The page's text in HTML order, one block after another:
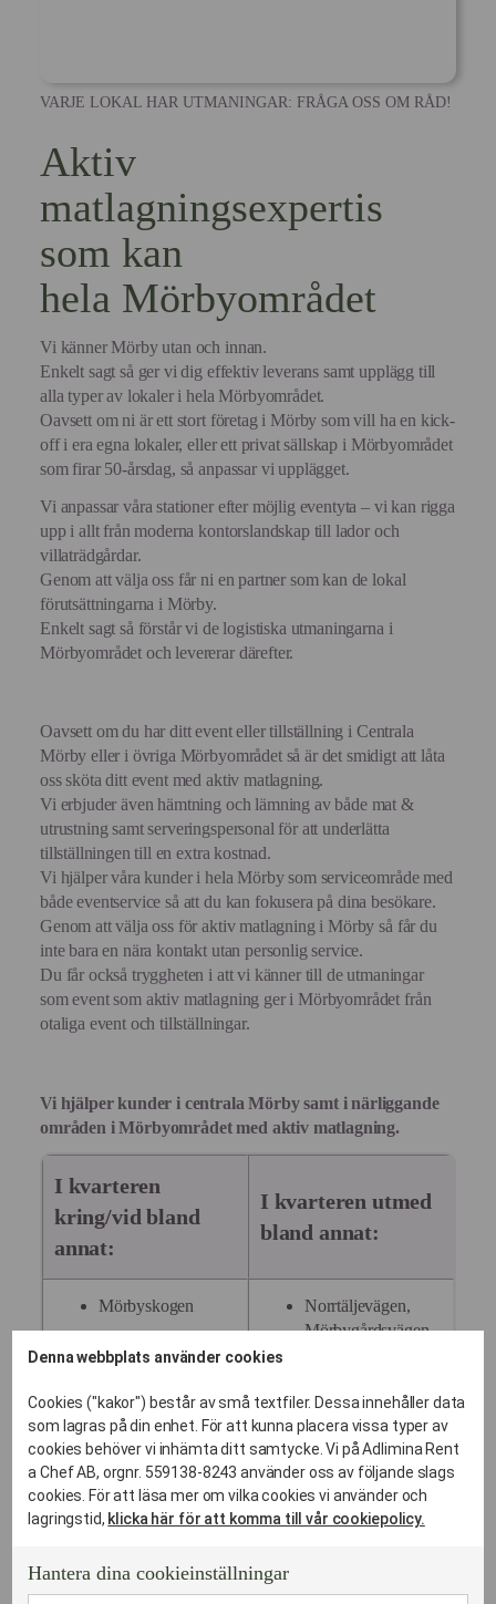
VARJE LOKAL HAR UTMANINGAR: FRÅGA OSS OM RÅD!
Aktiv
matlagningsexpertis
som kan
hela Mörbyområdet
Vi känner Mörby utan och innan.
Enkelt sagt så ger vi dig effektiv leverans samt upplägg till
alla typer av lokaler i hela Mörbyområdet.
Oavsett om ni är ett stort företag i Mörby som vill ha en kick-
off i era egna lokaler, eller ett privat sällskap i Mörbyområdet
som firar 50-årsdag, så anpassar vi upplägget.
Vi anpassar våra stationer efter möjlig eventyta – vi kan rigga
upp i allt från moderna kontorslandskap till lador och
villaträdgårdar.
Genom att välja oss får ni en partner som kan de lokal
förutsättningarna i Mörby.
Enkelt sagt så förstår vi de logistiska utmaningarna i
Mörbyområdet och levererar därefter.
Oavsett om du har ditt event eller tillställning i Centrala
Mörby eller i övriga Mörbyområdet så är det smidigt att låta
oss sköta ditt event med aktiv matlagning.
Vi erbjuder även hämtning och lämning av både mat &
utrustning samt serveringspersonal för att underlätta
tillställningen till en extra kostnad.
Vi hjälper våra kunder i hela Mörby som serviceområde med
både eventservice så att du kan fokusera på dina besökare.
Genom att välja oss för aktiv matlagning i Mörby så får du
inte bara en nära kontakt utan personlig service.
Du får också tryggheten i att vi känner till de utmaningar
som event som aktiv matlagning ger i Mörbyområdet från
otaliga event och tillställningar.
Vi hjälper kunder i centrala Mörby samt i närliggande
områden i Mörbyområdet med aktiv matlagning.
I kvarteren
kring/vid bland
annat:
I kvarteren utmed
bland annat:
Mörbyskogen
Mörby gård
Mörby Centrum
Stocksund
Djursholms
Djursholms Ösby
Norrtäljevägen,
Mörbygårdsvägen,
Golfbanevägen,
Mörbydalen,
Mörbyhöjden,
Vendevägen,
Mörbyleden,
Denna webbplats använder cookies
Cookies ("kakor") består av små textfiler. Dessa innehåller data
som lagras på din enhet. För att kunna placera vissa typer av
cookies behöver vi inhämta ditt samtycke. Vi på Adlimina Rent
a Chef AB, orgnr. 559138-8243 använder oss av följande slags
cookies. För att läsa mer om vilka cookies vi använder och
lagringstid, klicka här för att komma till vår cookiepolicy.
Hantera dina cookieinställningar